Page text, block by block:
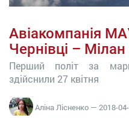
Авіакомпанія
Чернівці –
Перший політ за
здійснили 27 квітня
Аліна Лісненко — 2018-